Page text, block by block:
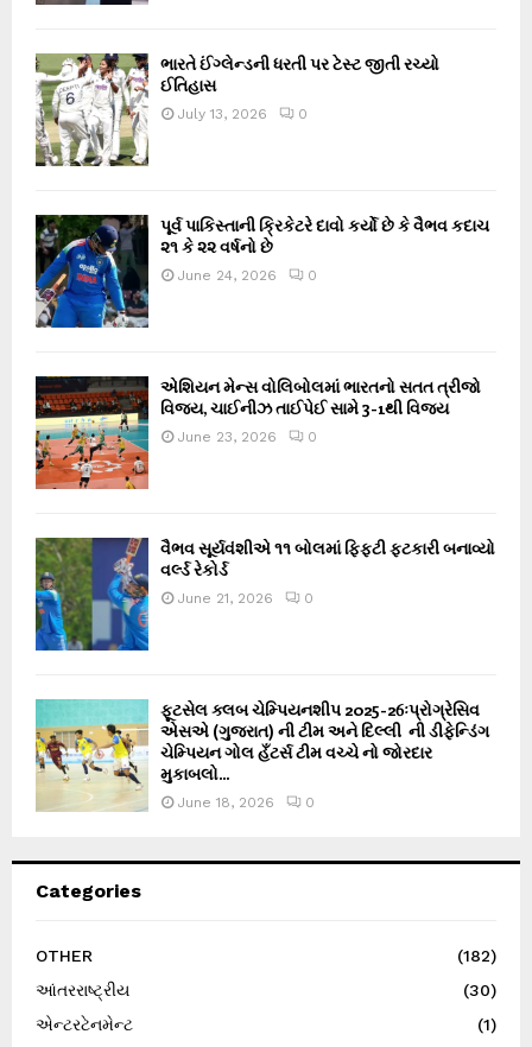
ભારતે ઈંગ્લેન્ડની ધરતી પર ટેસ્ટ જીતી રચ્યો
ઈતિહાસ
July 13, 2026 0
પૂર્વ પાકિસ્તાની ક્રિકેટરે દાવો કર્યો છે કે વૈભવ કદાચ
૨૧ કે ૨૨ વર્ષનો છે
June 24, 2026 0
એશિયન મેન્સ વોલિબોલમાં ભારતનો સતત ત્રીજો
વિજય, ચાઈનીઝ તાઈપેઈ સામે 3-1થી વિજય
June 23, 2026 0
વૈભવ સૂર્યવંશીએ ૧૧ બોલમાં ફિફ્ટી ફટકારી બનાવ્યો
વર્લ્ડ રેકોર્ડ
June 21, 2026 0
ફૂટસેલ ક્લબ ચેમ્પિયનશીપ 2025-26ઃપ્રોગ્રેસિવ
એસએ (ગુજરાત) ની ટીમ અને દિલ્લી ની ડીફેન્ડિંગ
ચેમ્પિયન ગોલ હઁટર્સ ટીમ વચ્ચે નો જોરદાર
મુકાબલો...
June 18, 2026 0
Categories
OTHER
(182)
આંતરરાષ્ટ્રીય
(30)
એન્ટરટેનમેન્ટ
(1)